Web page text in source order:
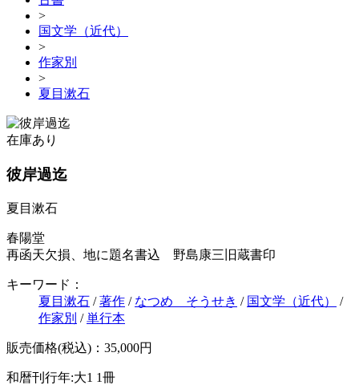
>
国文学（近代）
>
作家別
>
夏目漱石
在庫あり
彼岸過迄
夏目漱石
春陽堂
再函天欠損、地に題名書込 野島康三旧蔵書印
キーワード：
夏目漱石 /著作 / なつめ そうせき / 国文学（近代）
/
作家別 /単行本
販売価格(税込)：35,000円
和暦刊行年:大1 1冊